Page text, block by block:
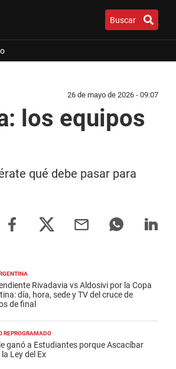
Buscar
26 de mayo de 2026 - 09:07
los equipos
qué debe pasar para
Rivadavia vs Aldosivi por la Copa
día, hora, sede y TV del cruce de
de final
REPROGRAMADO
ganó a Estudiantes porque Ascacíbar
Ley del Ex